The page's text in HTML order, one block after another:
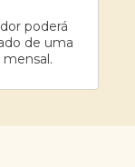
poderá
de uma